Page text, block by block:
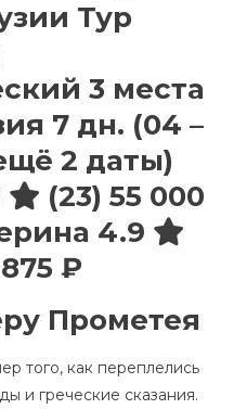
Тур
3 места
7 дн. (04 –
2 даты)
(23) 55 000
4.9
₽
Прометея
того, как переплелись
и греческие сказания.